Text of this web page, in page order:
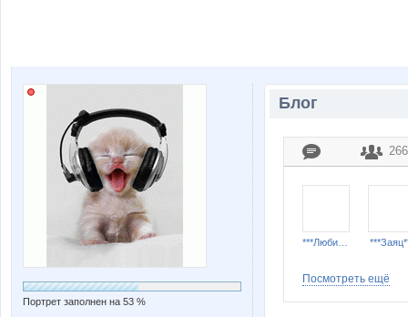
Портрет заполнен на 53 %
Блог
266
Посмотреть ещё